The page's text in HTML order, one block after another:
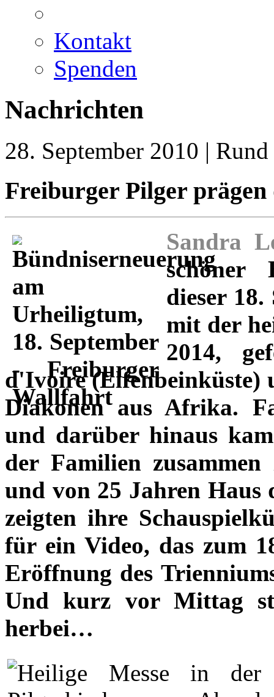
Kontakt
Spenden
Nachrichten
28. September 2010 |
Freiburger Pilger prägen
Sandra
schöner
dieser 18.
mit der
2014,
d'Ivoire (Elfenbeinküste)
Diakonen aus Afrika.
und darüber hinaus
der Familien
und von 25 Jahren Haus
zeigten ihre
für ein Video, das zum
Eröffnung des
Und kurz vor Mittag
herbei…